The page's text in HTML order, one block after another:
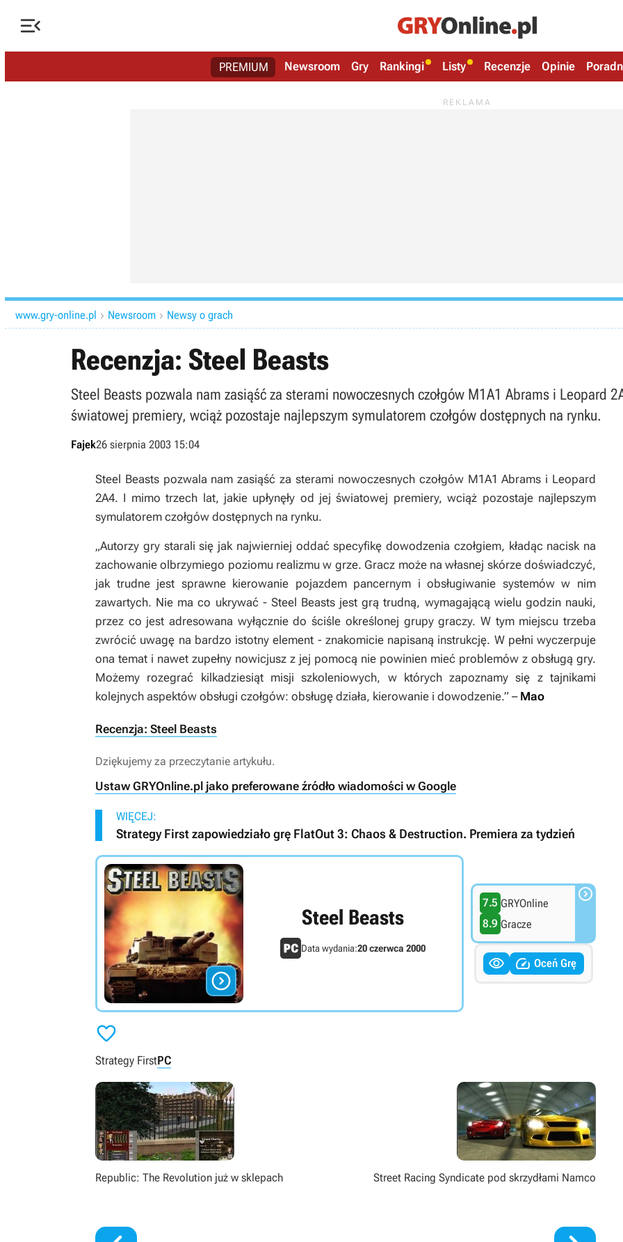

PREMIUM Newsroom Gry Rankingi Listy Recenzje Opinie
www.gry-online.pl  Newsroom  Newsy o grach
Recenzja: Steel Beasts
Steel Beasts pozwala nam zasiąść za sterami nowoczesnych czołgów M1A1 Abrams i Leopard
światowej premiery, wciąż pozostaje najlepszym symulatorem czołgów dostępnych na rynku.
Fajek26 sierpnia 2003 15:04
Steel Beasts pozwala nam zasiąść za sterami nowoczesnych czołgów M1A1 Abrams i Leopard
2A4. I mimo trzech lat, jakie upłynęły od jej światowej premiery, wciąż pozostaje najlepszym
symulatorem czołgów dostępnych na rynku.
„Autorzy gry starali się jak najwierniej oddać specyfikę dowodzenia czołgiem, kładąc nacisk na
zachowanie olbrzymiego poziomu realizmu w grze. Gracz może na własnej skórze doświadczyć,
jak trudne jest sprawne kierowanie pojazdem pancernym i obsługiwanie systemów w nim
zawartych. Nie ma co ukrywać - Steel Beasts jest grą trudną, wymagającą wielu godzin nauki,
przez co jest adresowana wyłącznie do ściśle określonej grupy graczy. W tym miejscu trzeba
zwrócić uwagę na bardzo istotny element - znakomicie napisaną instrukcję. W pełni wyczerpuje
ona temat i nawet zupełny nowicjusz z jej pomocą nie powinien mieć problemów z obsługą gry.
Możemy rozegrać kilkadziesiąt misji szkoleniowych, w których zapoznamy się z tajnikami
kolejnych aspektów obsługi czołgów: obsługę działa, kierowanie i dowodzenie.” – Mao
Recenzja: Steel Beasts
Dziękujemy za przeczytanie artykułu.
Ustaw GRYOnline.pl jako preferowane źródło wiadomości w Google
WIĘCEJ:
Strategy First zapowiedziało grę FlatOut 3: Chaos & Destruction. Premiera za tydzień

Steel Beasts
Data wydania:20 czerwca 2000
7.5 GRYOnline
8.9 Gracze

  Oceń Grę

Strategy FirstPC
Republic: The Revolution już w sklepach Street Racing Syndicate pod skrzydłami Namco